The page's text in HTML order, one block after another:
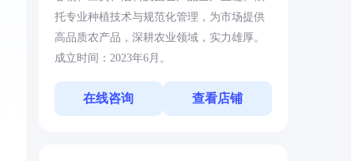
托专业种植技术与规范化管理，为市场提供
高品质农产品，深耕农业领域，实力雄厚。
成立时间：2023年6月。
在线咨询 查看店铺